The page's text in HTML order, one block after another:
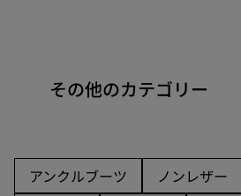
その他のカテゴリー
アンクルブーツ ノンレザー